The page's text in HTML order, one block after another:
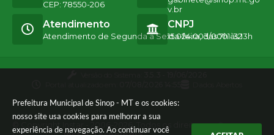
Prefeitura Municipal de Sinop - MT e os cookies:
nosso site usa cookies para melhorar a sua
experiência de navegação. Ao continuar você
CEP: 78550-206
v.br
Atendimento
Atendimento de Segunda a Sexta-feira, das 7h às 13h
CNPJ
15.024.003/0001-32
© Copyright Instar - 2006-2026. Todos os direitos